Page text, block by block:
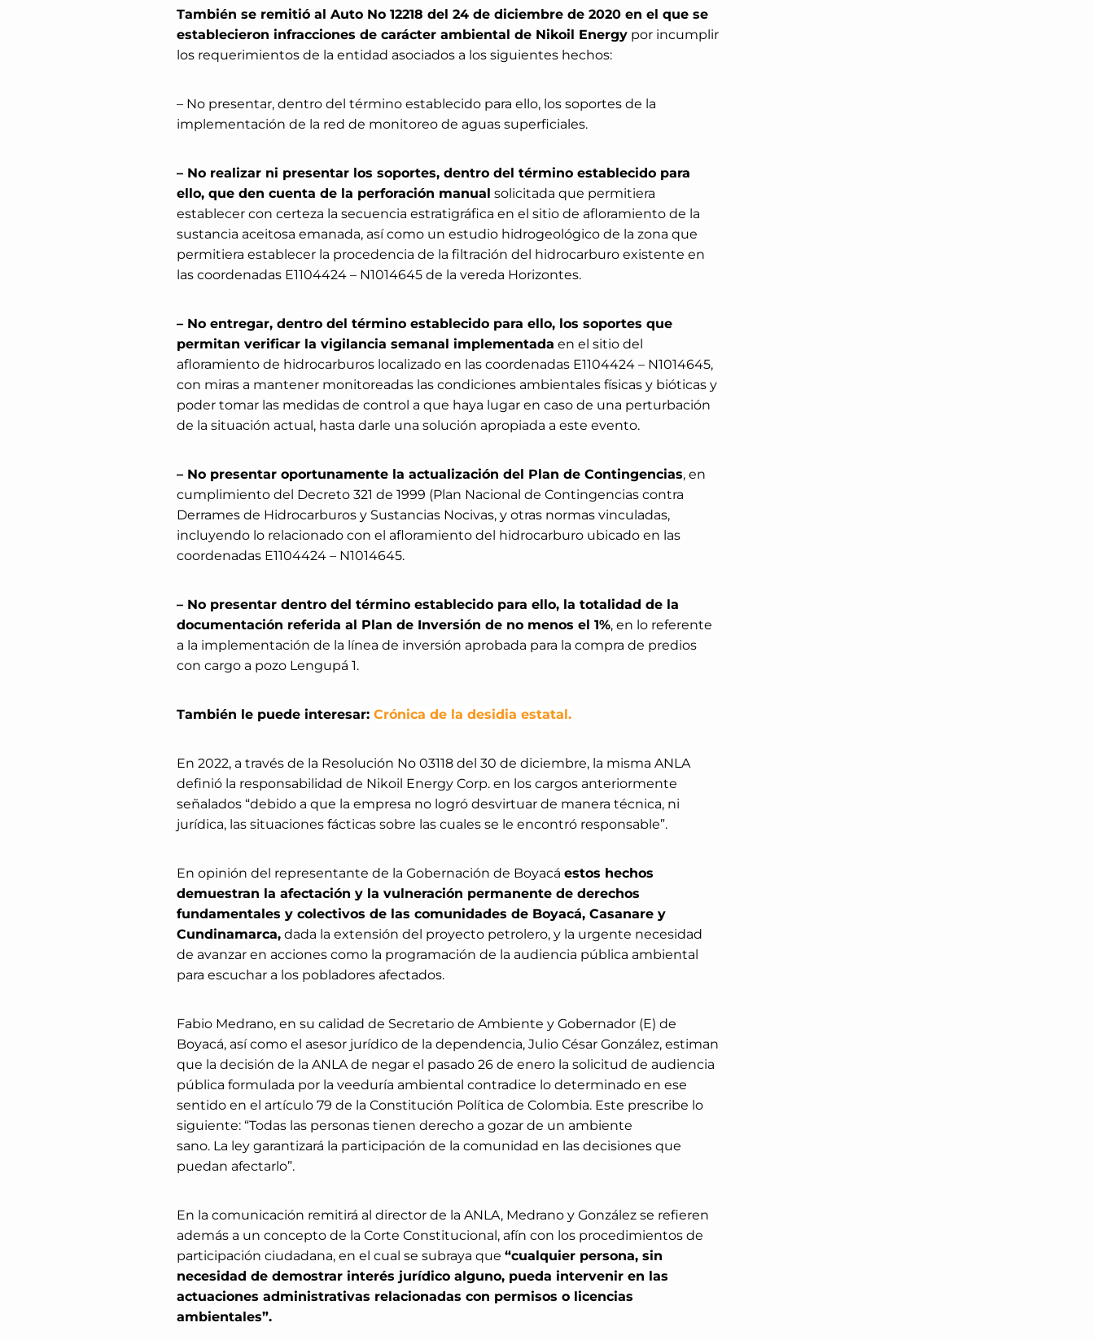
También se remitió al Auto No 12218 del 24 de diciembre de 2020 en el que se
establecieron infracciones de carácter ambiental de Nikoil Energypor incumplir
los requerimientos de la entidad asociados a los siguientes hechos:
– No presentar, dentro del término establecido para ello, los soportes de la
implementación de la red de monitoreo de aguas superficiales.
– No realizar ni presentar los soportes, dentro del término establecido para
ello, que den cuenta de la perforación manual solicitada que permitiera
establecer con certeza la secuencia estratigráfica en el sitio de afloramiento de la
sustancia aceitosa emanada, así como un estudio hidrogeológico de la zona que
permitiera establecer la procedencia de la filtración del hidrocarburo existente en
las coordenadas E1104424 – N1014645 de la vereda Horizontes.
– No entregar, dentro del término establecido para ello, los soportes que
permitan verificar la vigilancia semanal implementada en el sitio del
afloramiento de hidrocarburos localizado en las coordenadas E1104424 – N1014645,
con miras a mantener monitoreadas las condiciones ambientales físicas y bióticas y
poder tomar las medidas de control a que haya lugar en caso de una perturbación
de la situación actual, hasta darle una solución apropiada a este evento.
– No presentar oportunamente la actualización del Plan de Contingencias, en
cumplimiento del Decreto 321 de 1999 (Plan Nacional de Contingencias contra
Derrames de Hidrocarburos y Sustancias Nocivas, y otras normas vinculadas,
incluyendo lo relacionado con el afloramiento del hidrocarburo ubicado en las
coordenadas E1104424 – N1014645.
– No presentar dentro del término establecido para ello, la totalidad de la
documentación referida al Plan de Inversión de no menos el 1%, en lo referente
a la implementación de la línea de inversión aprobada para la compra de predios
con cargo a pozo Lengupá 1.
También le puede interesar: Crónica de la desidia estatal.
En 2022, a través de la Resolución No 03118 del 30 de diciembre, la misma ANLA
definió la responsabilidad de Nikoil Energy Corp. en los cargos anteriormente
señalados “debido a que la empresa no logró desvirtuar de manera técnica, ni
jurídica, las situaciones fácticas sobre las cuales se le encontró responsable”.
En opinión del representante de la Gobernación de Boyacá estos hechos
demuestran la afectación y la vulneración permanente de derechos
fundamentales y colectivos de las comunidades de Boyacá, Casanare y
Cundinamarca,dada la extensión del proyecto petrolero, y la urgente necesidad
de avanzar en acciones como la programación de la audiencia pública ambiental
para escuchar a los pobladores afectados.
Fabio Medrano, en su calidad de Secretario de Ambiente y Gobernador (E) de
Boyacá, así como el asesor jurídico de la dependencia, Julio César González, estiman
que la decisión de la ANLA de negar el pasado 26 de enero la solicitud de audiencia
pública formulada por la veeduría ambiental contradice lo determinado en ese
sentido en el artículo 79 de la Constitución Política de Colombia. Este prescribe lo
siguiente: “Todas las personas tienen derecho a gozar de un ambiente
sano. La ley garantizará la participación de la comunidad en las decisiones que
puedan afectarlo”.
En la comunicación remitirá al director de la ANLA, Medrano y González se refieren
además a un concepto de la Corte Constitucional, afín con los procedimientos de
participación ciudadana, en el cual se subraya que “cualquier persona, sin
necesidad de demostrar interés jurídico alguno, pueda intervenir en las
actuaciones administrativas relacionadas con permisos o licencias
ambientales”.